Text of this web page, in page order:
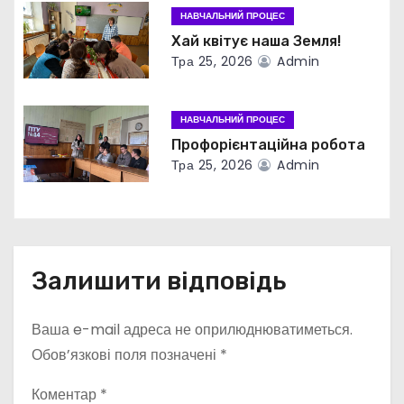
и
с
і
в
НАВЧАЛЬНИЙ ПРОЦЕС
Хай квітує наша Земля!
Тра 25, 2026 Admin
НАВЧАЛЬНИЙ ПРОЦЕС
Профорієнтаційна робота
Тра 25, 2026 Admin
Залишити відповідь
Ваша e-mail адреса не оприлюднюватиметься.
Обов’язкові поля позначені *
Коментар *